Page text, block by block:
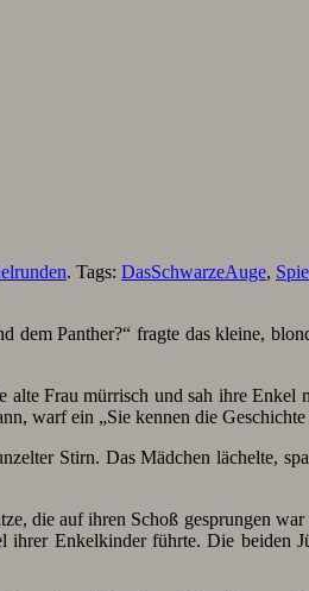
. Tags: DasSchwarzeAuge,
dem Panther?“ fragte das kleine,
Frau mürrisch und sah ihre
warf ein „Sie kennen die
Stirn. Das Mädchen lächelte,
die auf ihren Schoß gesprungen
Enkelkinder führte. Die beiden